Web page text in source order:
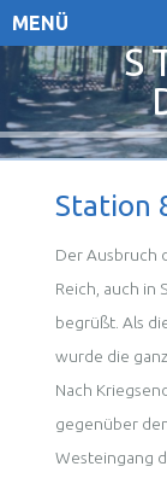
MENÜ
Station
Der Ausbruch
Reich, auch in
begrüßt. Als
wurde die
Nach
gegenüber
Westeingang